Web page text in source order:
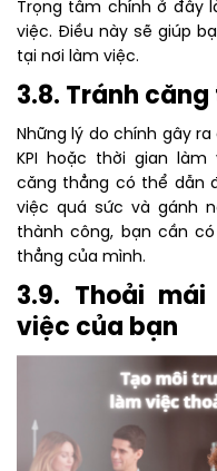
Trọng tâm chính ở đây
việc. Điều này sẽ giúp
tại nơi làm việc.
3.8. Tránh
Những lý do chính gây
KPI hoặc thời gian làm
căng thẳng có thể dẫn
việc quá sức và gánh
thành công, bạn cần
thẳng của mình.
3.9. Thoải
việc của bạn